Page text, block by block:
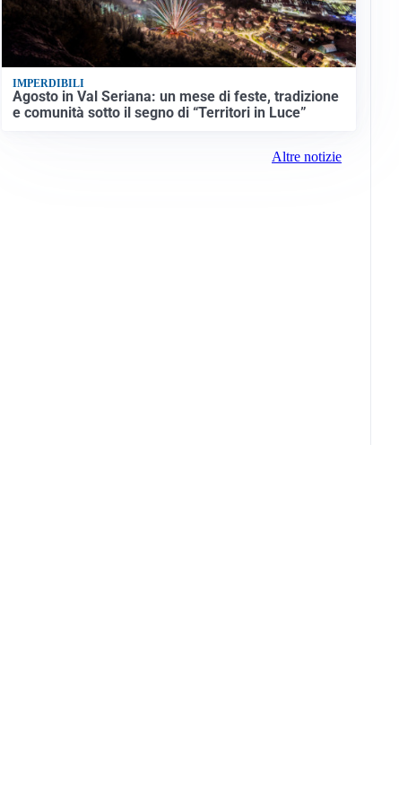
IMPERDIBILI
Agosto in Val Seriana: un mese di feste, tradizione
e comunità sotto il segno di “Territori in Luce”
Altre notizie